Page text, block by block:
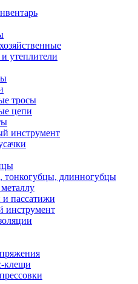
утеплители
тросы
цепи
инструмент
тонкогубцы, длинногубцы
пассатижи
инструмент
клещи